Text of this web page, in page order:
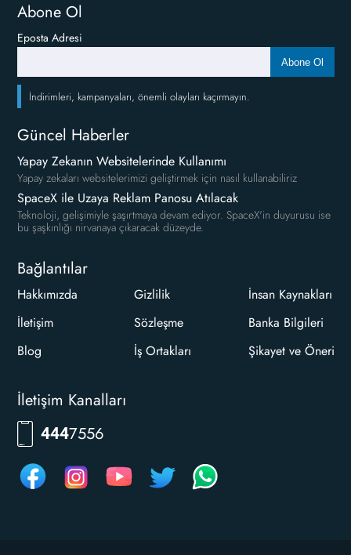
Abone Ol
Eposta Adresi
Abone Ol
İndirimleri, kampanyaları, önemli olayları kaçırmayın.
Güncel Haberler
Yapay Zekanın Websitelerinde Kullanımı
Yapay zekaları websitelerimizi geliştirmek için nasıl kullanabiliriz
SpaceX ile Uzaya Reklam Panosu Atılacak
Teknoloji, gelişimiyle şaşırtmaya devam ediyor. SpaceX'in duyurusu ise
bu şaşkınlığı nirvanaya çıkaracak düzeyde.
Bağlantılar
Hakkımızda
İletişim
Blog
Gizlilik
Sözleşme
İş Ortakları
İnsan Kaynakları
Banka Bilgileri
Şikayet ve Öneri
İletişim Kanalları
4447556